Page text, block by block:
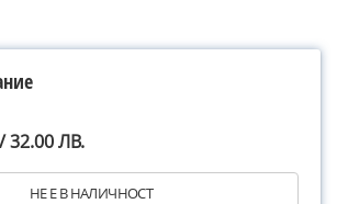
32.00 ЛВ.
НЕ Е В НАЛИЧНОСТ